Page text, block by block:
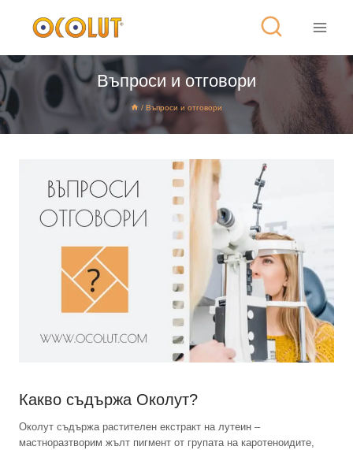
Въпроси и отговори
/ Въпроси и отговори
Какво съдържа Околут?
Околут съдържа растителен екстракт на лутеин –
мастноразтворим жълт пигмент от групата на каротеноидите,